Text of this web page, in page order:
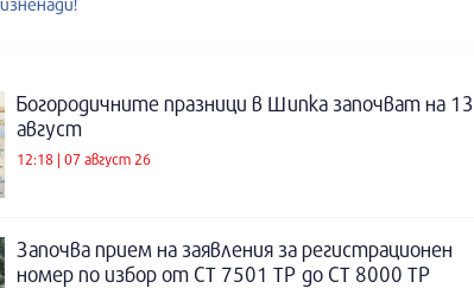
Богородичните празници в Шипка започват на 13
август
12:18 | 07 август 26
Започва прием на заявления за регистрационен
номер по избор от СТ 7501 ТР до СТ 8000 ТР